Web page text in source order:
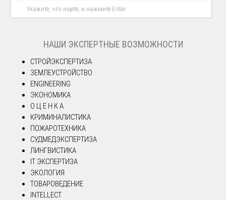
НАШИ ЭКСПЕРТНЫЕ ВОЗМОЖНОСТИ
СТРОЙЭКСПЕРТИЗА
ЗЕМЛЕУСТРОЙСТВО
ENGINEERING
ЭКОНОМИКА
О Ц Е Н К А
КРИМИНАЛИСТИКА
ПОЖАРОТЕХНИКА
СУДМЕДЭКСПЕРТИЗА
ЛИНГВИСТИКА
IT ЭКСПЕРТИЗА
ЭКОЛОГИЯ
ТОВАРОВЕДЕНИЕ
INTELLECT